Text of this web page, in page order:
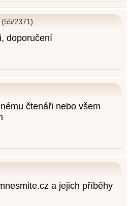
(55/2371)
doporučení
čtenáři nebo všem
a jejich příběhy